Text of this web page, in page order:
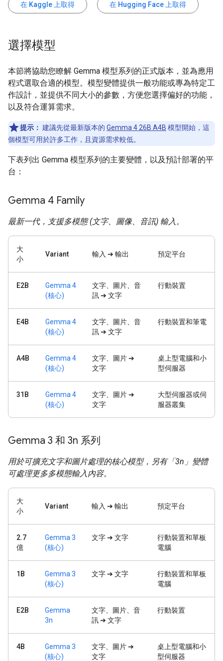
在 Kaggle 上取得 在 Hugging Face 上取得
選擇模型
本節將協助您瞭解 Gemma 模型系列的正式版本，並為應用
程式選取合適的模型。模型變體提供一般功能或專為特定工
作設計，並提供不同大小的參數，方便您選擇偏好的功能，
以及符合運算需求。
提示： 建議先從最新版本的 Gemma 4 26B A4B 模型開始，這
個模型可用於許多工作，且資源需求較低。
下表列出 Gemma 模型系列的主要變體，以及預計部署的平
台：
Gemma 4 Family
最新一代，支援多模態 (文字、圖像、音訊) 輸入。
大
小
Variant 輸入 ➔ 輸出 預定平台
E2B
Gemma 4
(核心)
文字、圖片、音
訊 ➔ 文字
行動裝置
E4B
Gemma 4
(核心)
文字、圖片、音
訊 ➔ 文字
行動裝置和筆電
A4B
Gemma 4
(核心)
文字、圖片 ➔
文字
桌上型電腦和小
型伺服器
31B
Gemma 4
(核心)
文字、圖片 ➔
文字
大型伺服器或伺
服器叢集
Gemma 3 和 3n 系列
用於可擴充文字和圖片處理的核心模型，另有「3n」變體
可處理更多多模態輸入內容。
大
小
Variant 輸入 ➔ 輸出 預定平台
2.7
億
Gemma 3
(核心)
文字 ➔ 文字
行動裝置和單板
電腦
1B
Gemma 3
(核心)
文字 ➔ 文字
行動裝置和單板
電腦
E2B
Gemma
3n
文字、圖片、音
訊 ➔ 文字
行動裝置
4B
Gemma 3
(核心)
文字、圖片 ➔
文字
桌上型電腦和小
型伺服器